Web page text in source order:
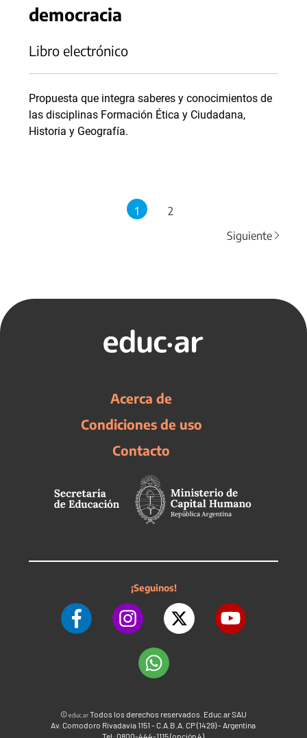
democracia
Libro electrónico
Propuesta que integra saberes y conocimientos de
las disciplinas Formación Ética y Ciudadana,
Historia y Geografía.
1
2
Siguiente
Acerca de
Condiciones de uso
Contacto
¡Seguinos!
©educ.arTodos los derechos reservados. Educ.ar SAU
Av. Comodoro Rivadavia 1151 - C.A.B.A. CP (1429) - Argentina
Tel: 0800-444-1115 (opción 4)